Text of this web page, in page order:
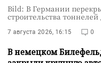
Bild: В Германии
строительства
7 августа 2026, 16:15 0
В немецком